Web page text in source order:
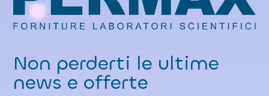
Non perderti le ultime
news e offerte